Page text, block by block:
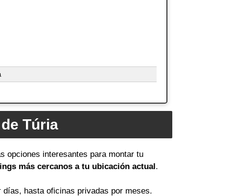
Túria
opciones interesantes para montar tu
más cercanos a tu ubicación actual.
hasta oficinas privadas por meses.